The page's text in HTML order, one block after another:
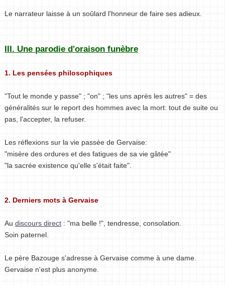
Le narrateur laisse à un soûlard l'honneur de faire ses adieux.
III. Une parodie d'oraison funèbre
1. Les pensées philosophiques
"Tout le monde y passe" ; "on" ; "les uns après les autres" = des
généralités sur le report des hommes avec la mort: tout de suite ou
pas, l'accepter, la refuser.
Les réflexions sur la vie passée de Gervaise:
"misère des ordures et des fatigues de sa vie gâtée"
"la sacrée existence qu'elle s'était faite".
2. Derniers mots à Gervaise
Au discours direct : "ma belle !", tendresse, consolation.
Soin paternel.
Le père Bazouge s'adresse à Gervaise comme à une dame.
Gervaise n'est plus anonyme.